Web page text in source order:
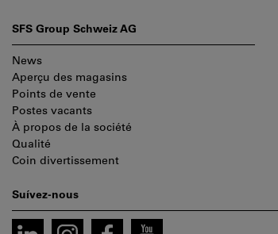
de
page
SFS Group Schweiz AG
News
Aperçu des magasins
Points de vente
Postes vacants
À propos de la société
Qualité
Coin divertissement
Suívez-nous